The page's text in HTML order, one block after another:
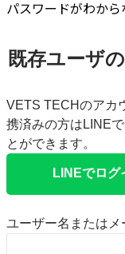
パスワードがわか
VETS TECHのアカ
携済みの方はLINE
とができます。
LINEでログ
既存ユーザ
ユーザー名またはメ